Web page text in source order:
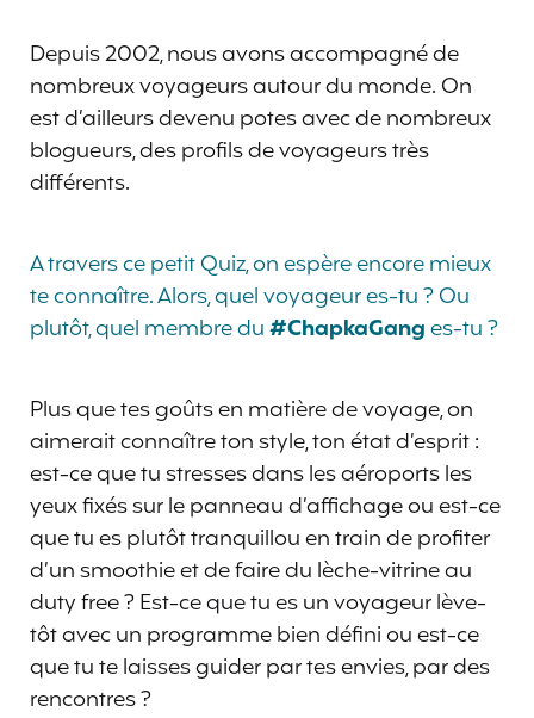
Depuis 2002, nous avons accompagné de
nombreux voyageurs autour du monde. On
est d’ailleurs devenu potes avec de nombreux
blogueurs, des profils de voyageurs très
différents.
A travers ce petit Quiz, on espère encore mieux
te connaître. Alors, quel voyageur es-tu ? Ou
plutôt, quel membre du#ChapkaGanges-tu ?
Plus que tes goûts en matière de voyage, on
aimerait connaître ton style, ton état d’esprit :
est-ce que tu stresses dans les aéroports les
yeux fixés sur le panneau d’affichage ou est-ce
que tu es plutôt tranquillou en train de profiter
d’un smoothie et de faire du lèche-vitrine au
duty free ? Est-ce que tu es un voyageur lève-
tôt avec un programme bien défini ou est-ce
que tu te laisses guider par tes envies, par des
rencontres ?